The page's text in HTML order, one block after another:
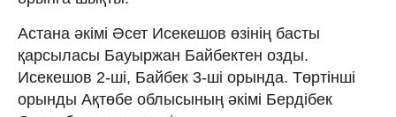
Астана әкімі Әсет Исекешов өзінің басты
қарсыласы Бауыржан Байбектен озды.
Исекешов 2-ші, Байбек 3-ші орында. Төртінші
орынды Ақтөбе облысының әкімі Бердібек